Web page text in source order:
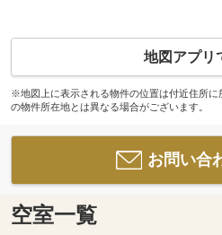
地図アプリ
※地図上に表示される物件の位置は付近住所
の物件所在地とは異なる場合がございます。
お問い合
空室一覧